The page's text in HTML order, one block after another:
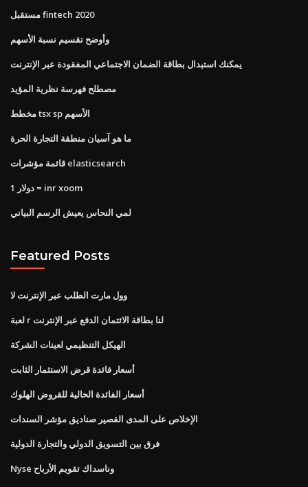
مستقبل fintech 2020
وأوضح تقسيم نسبة الأسهم
يمكنك استبدال بطاقة الضمان الاجتماعي المفقودة عبر الإنترنت
مصطلح فهرسة نظرية المؤيد
مخطط tsx sp الأسهم
ما هو آسيان منطقة التجارة الحرة
قائمة مؤشرات elasticsearch
1 دولار = inr xoom
لمي النحاس يعيش الرسم البياني
Featured Posts
وول مارت الطلب عبر الإنترنت لا
لعبة r لنا بطاقة الائتمان الدفع عبر الإنترنت
الهيكل التنظيمي لعينات الشركة
أسعار فائدة قرض الاستثمار الثابت
أسعار الفائدة الحالية للقروض الهلوك
الإخلاص على المدى القصير صناديق مؤشر السندات
فرق بين التسويق الدولي والتجارة الدولية
Nyse وناسداك تقويم الأرباح